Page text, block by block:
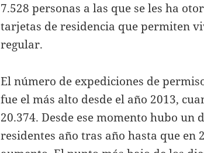
7.528 personas a las que se les ha
tarjetas de residencia que permiten
regular.
El número de expediciones de
fue el más alto desde el año 2013,
20.374. Desde ese momento hubo un
residentes año tras año hasta que en